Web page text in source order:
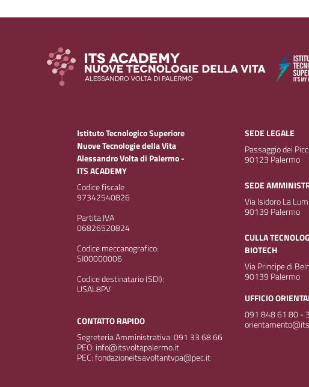
Istituto Tecnologico Superiore
Nuove Tecnologie della Vita
Alessandro Volta di Palermo -
ITS ACADEMY
Codice fiscale
97342540826
Partita IVA
06826520824
Codice meccanografico:
SI00000006
Codice destinatario (SDI):
USAL8PV
CONTATTO RAPIDO
Segreteria Amministrativa: 091 33 68 66
PEO: info@itsvoltapalermo.it
PEC: fondazioneitsavoltantvpa@pec.it
SEDE LEGALE
Passaggio dei
90123 Palermo
SEDE
Via Isidoro La
90139 Palermo
CULLA
BIOTECH
Via Principe di
90139 Palermo
UFFICIO
091 848 61 80 -